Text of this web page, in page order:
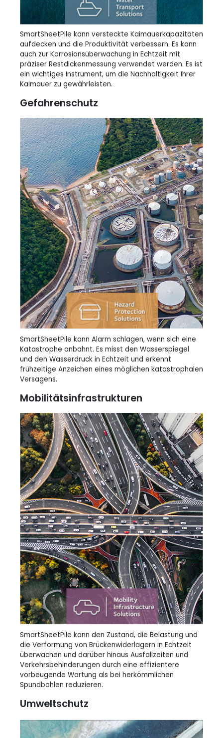
SmartSheetPile kann versteckte Kaimauerkapazitäten
aufdecken und die Produktivität verbessern. Es kann
auch zur Korrosionsüberwachung in Echtzeit mit
präziser Restdickenmessung verwendet werden. Es ist
ein wichtiges Instrument, um die Nachhaltigkeit Ihrer
Kaimauer zu gewährleisten.
Gefahrenschutz
SmartSheetPile kann Alarm schlagen, wenn sich eine
Katastrophe anbahnt. Es misst den Wasserspiegel
und den Wasserdruck in Echtzeit und erkennt
frühzeitige Anzeichen eines möglichen katastrophalen
Versagens.
Mobilitätsinfrastrukturen
SmartSheetPile kann den Zustand, die Belastung und
die Verformung von Brückenwiderlagern in Echtzeit
überwachen und darüber hinaus Ausfallzeiten und
Verkehrsbehinderungen durch eine effizientere
vorbeugende Wartung als bei herkömmlichen
Spundbohlen reduzieren.
Umweltschutz